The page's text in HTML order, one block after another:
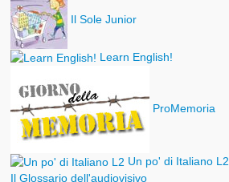
Il Sole Junior
Learn English!
ProMemoria
Un po' di Italiano L2
Il Glossario dell'audiovisivo